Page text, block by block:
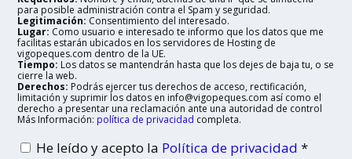
para posible administración contra el Spam y seguridad.
Legitimación: Consentimiento del interesado.
Lugar: Como usuario e interesado te informo que los datos que me
facilitas estarán ubicados en los servidores de Hosting de
vigopeques.com dentro de la UE.
Tiempo: Los datos se mantendrán hasta que los dejes de baja tu, o se
cierre la web.
Derechos: Podrás ejercer tus derechos de acceso, rectificación,
limitación y suprimir los datos en info@vigopeques.com así como el
derecho a presentar una reclamación ante una autoridad de control
Más Información: política de privacidad completa.
He leído y acepto la Política de privacidad*